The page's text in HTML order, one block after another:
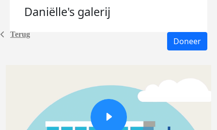
Terug
Daniëlle's galerij
Doneer